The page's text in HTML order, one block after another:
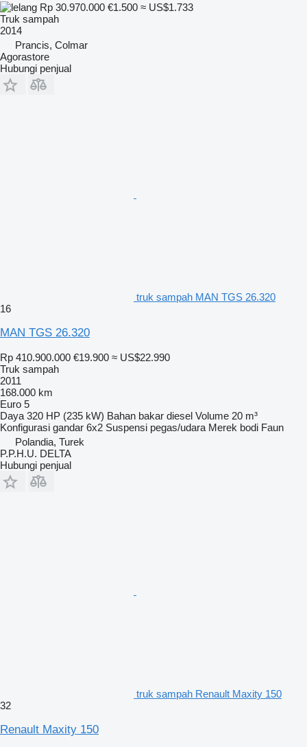
Rp 30.970.000 €1.500 ≈ US$1.733
Truk sampah
2014
Prancis, Colmar
Agorastore
Hubungi penjual
truk sampah MAN TGS 26.320
16
MAN TGS 26.320
Rp 410.900.000 €19.900 ≈ US$22.990
Truk sampah
2011
168.000 km
Euro 5
Daya 320 HP (235 kW) Bahan bakar diesel Volume 20 m³
Konfigurasi gandar 6x2 Suspensi pegas/udara Merek bodi Faun
Polandia, Turek
P.P.H.U. DELTA
Hubungi penjual
truk sampah Renault Maxity 150
32
Renault Maxity 150